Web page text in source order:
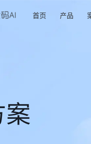
首页 产品
案